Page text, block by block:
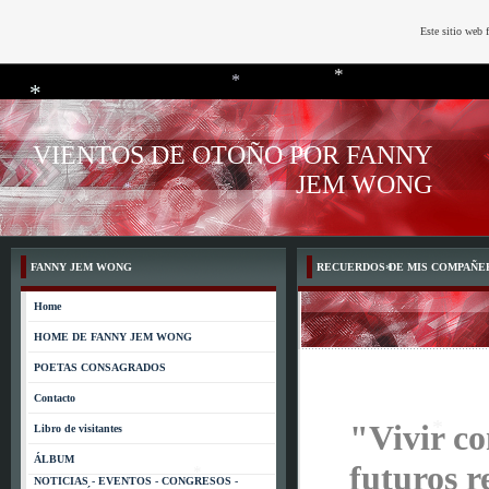
VIENTOS DE OTOÑO POR FANNY
JEM WONG
FANNY JEM WONG
Home
HOME DE FANNY JEM WONG
POETAS CONSAGRADOS
Contacto
Libro de visitantes
ÁLBUM
NOTICIAS - EVENTOS - CONGRESOS -
RECUERDOS DE MIS
"Vivir
futuros
Este sitio web
*
*
*
*
*